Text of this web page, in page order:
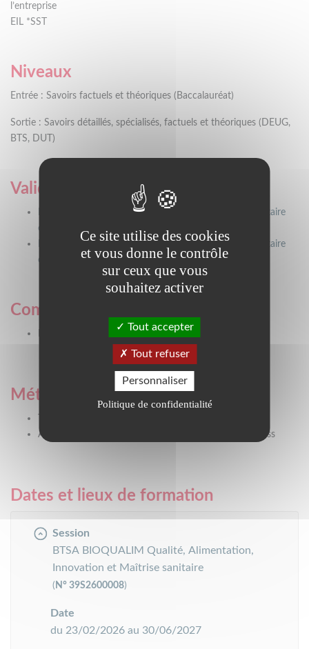
l’entreprise
EIL *SST
Niveaux
Entrée : Savoirs factuels et théoriques (Baccalauréat)
Sortie : Savoirs détaillés, spécialisés, factuels et théoriques (DEUG,
BTS, DUT)
Validation
BTSA qualité, alimentation, innovation et maîtrise sanitaire
option aliments et processus technologiques
BTSA qualité, alimentation, innovation et maîtrise sanitaire
option produits laitiers
Commentaires validation
Métiers préparés
Agents de maîtrise et assimilés des industries de process
Dates et lieux de formation
Session
BTSA BIOQUALIM Qualité, Alimentation,
Innovation et Maîtrise sanitaire
( N° 39S2600008)
Date
du 23/02/2026 au 30/06/2027
Ce site utilise des cookies
et vous donne le contrôle
sur ceux que vous
souhaitez activer
Tout accepter
Tout refuser
Personnaliser
Politique de confidentialité